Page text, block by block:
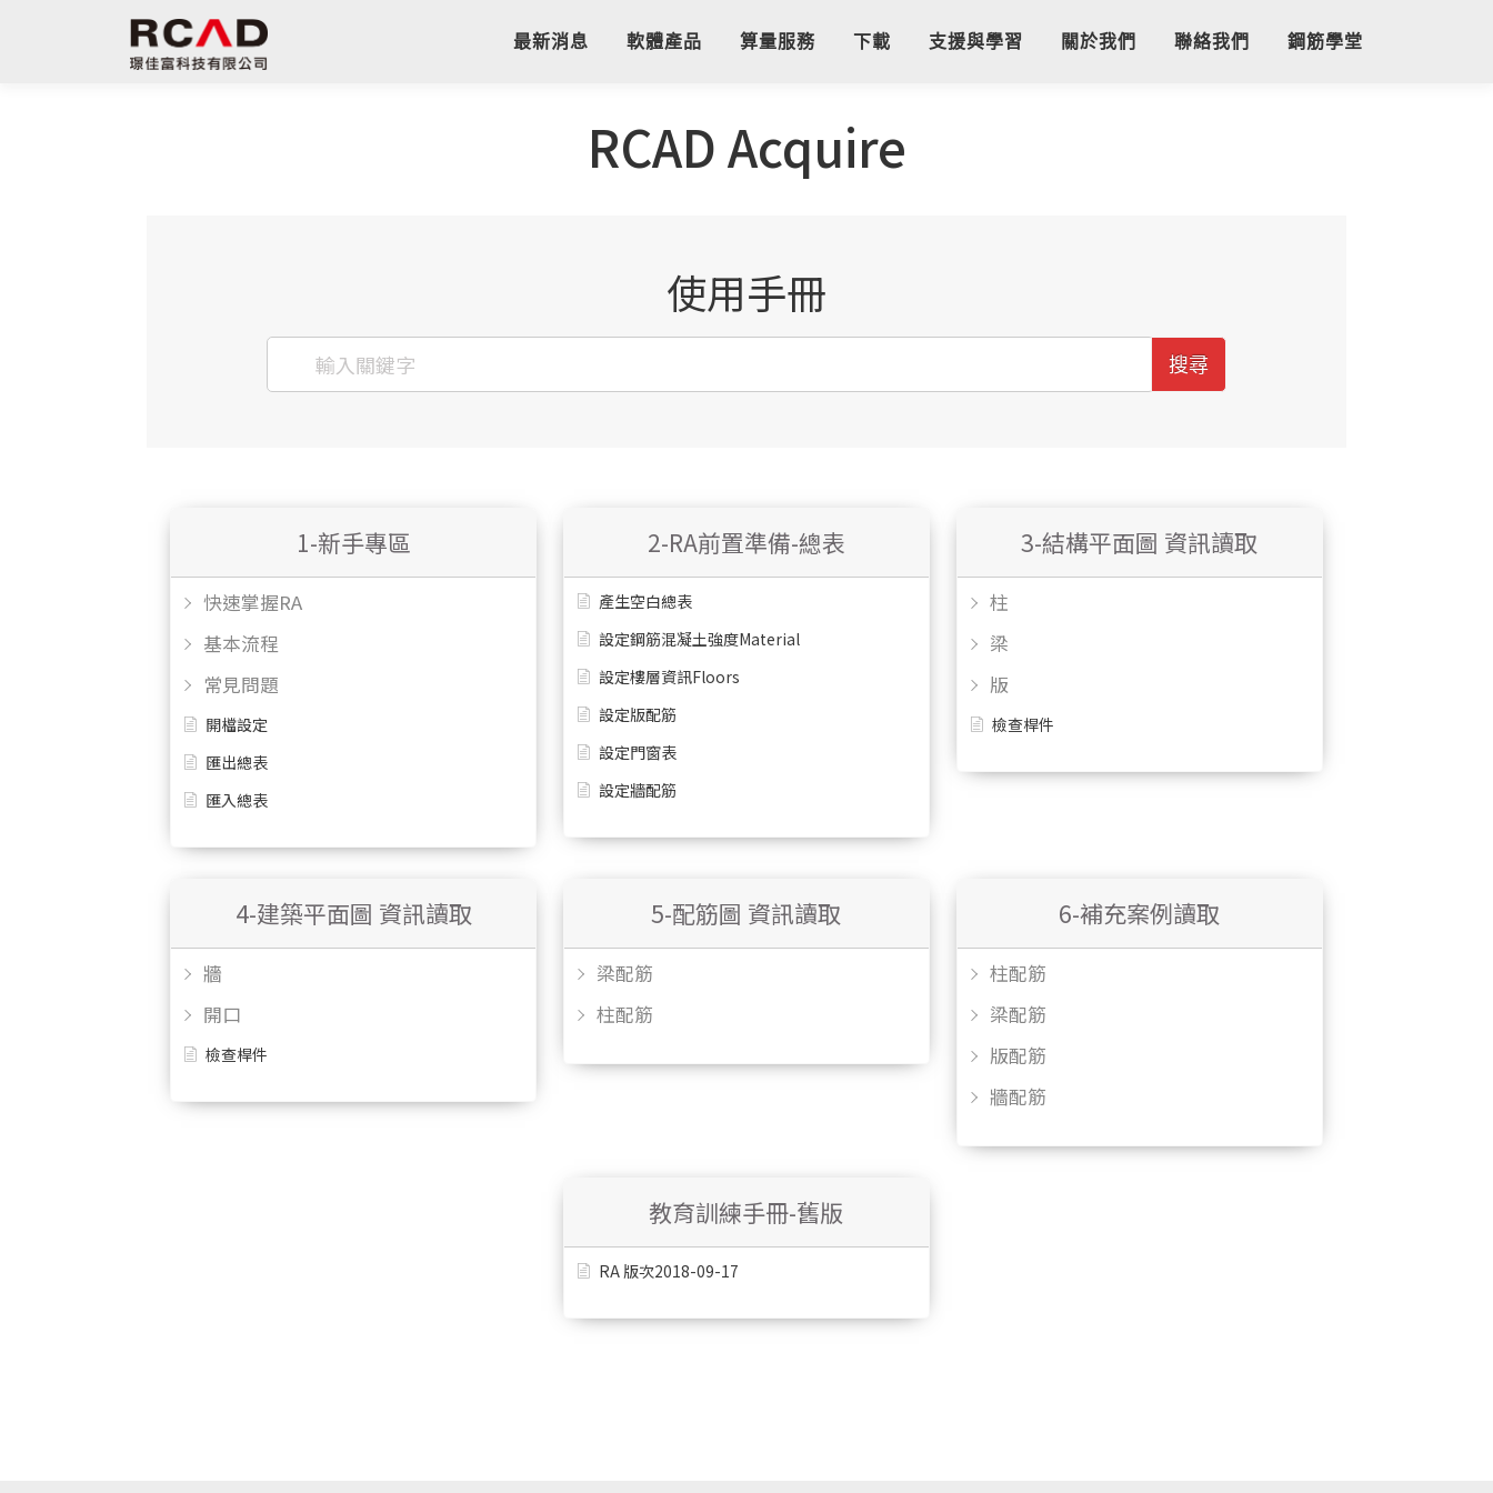
最新消息 軟體產品 算量服務 下載 支援與學習 關於我們 聯絡我們 鋼筋學堂
RCAD Acquire
使用手冊
搜尋
1-新手專區
快速掌握RA
基本流程
常見問題
開檔設定
匯出總表
匯入總表
2-RA前置準備-總表
產生空白總表
設定鋼筋混凝土強度Material
設定樓層資訊Floors
設定版配筋
設定門窗表
設定牆配筋
3-結構平面圖 資訊讀取
柱
梁
版
檢查桿件
4-建築平面圖 資訊讀取
牆
開口
檢查桿件
5-配筋圖 資訊讀取
梁配筋
柱配筋
6-補充案例讀取
柱配筋
梁配筋
版配筋
牆配筋
教育訓練手冊-舊版
RA 版次2018-09-17